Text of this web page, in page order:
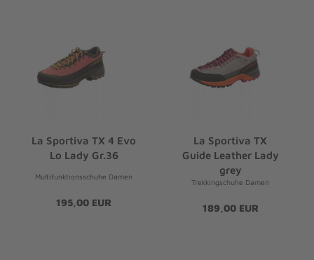
La Sportiva TX 4 Evo
Lo Lady Gr.36
Multifunktionsschuhe Damen
195,00 EUR
La Sportiva TX
Guide Leather Lady
grey
Trekkingschuhe Damen
189,00 EUR